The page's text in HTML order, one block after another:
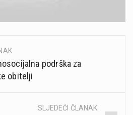
podrška za
obitelji
SLJEDEĆI ČLANAK